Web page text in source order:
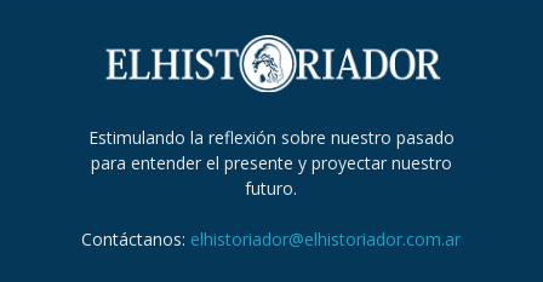
Estimulando la reflexión sobre nuestro pasado
para entender el presente y proyectar nuestro
futuro.
Contáctanos: elhistoriador@elhistoriador.com.ar